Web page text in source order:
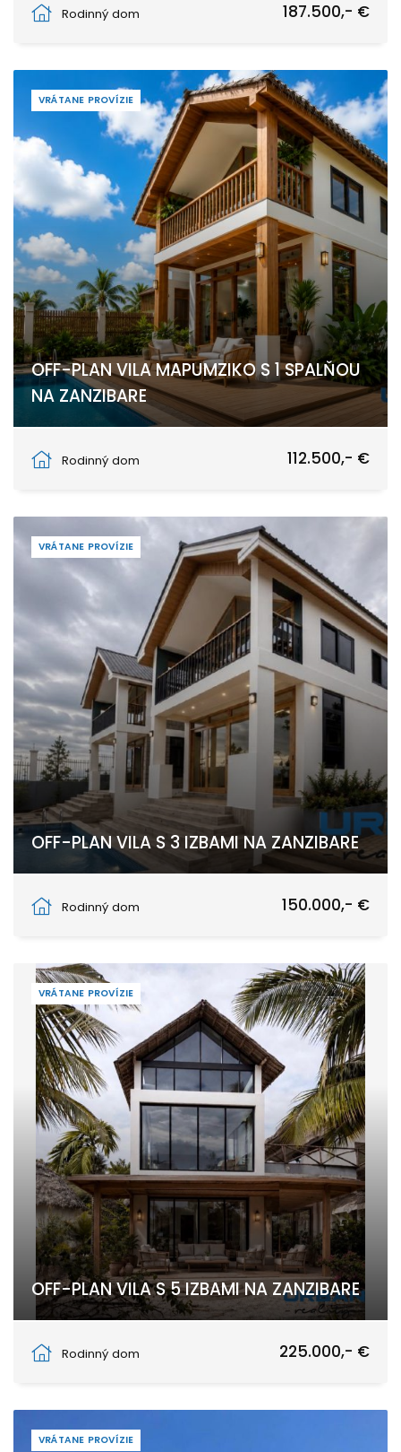
Rodinný dom
187.500,- €
VRÁTANE PROVÍZIE
OFF-PLAN VILA MAPUMZIKO S 1 SPALŇOU
NA ZANZIBARE
Rodinný dom
112.500,- €
VRÁTANE PROVÍZIE
OFF-PLAN VILA S 3 IZBAMI NA ZANZIBARE
Rodinný dom
150.000,- €
VRÁTANE PROVÍZIE
OFF-PLAN VILA S 5 IZBAMI NA ZANZIBARE
Rodinný dom
225.000,- €
VRÁTANE PROVÍZIE